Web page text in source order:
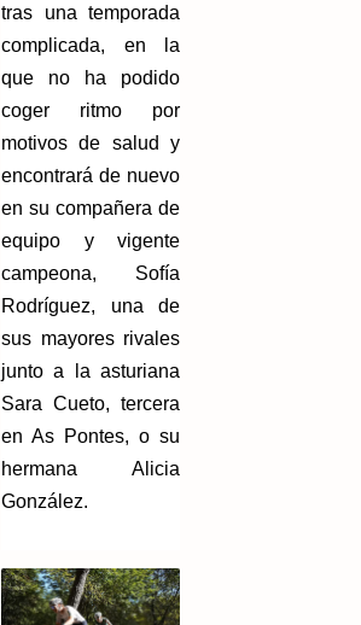
tras una temporada
complicada, en la
que no ha podido
coger ritmo por
motivos de salud y
encontrará de nuevo
en su compañera de
equipo y vigente
campeona, Sofía
Rodríguez, una de
sus mayores rivales
junto a la asturiana
Sara Cueto, tercera
en As Pontes, o su
hermana Alicia
González.